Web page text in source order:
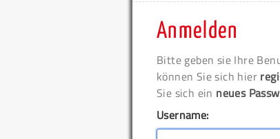
Anmelden
Bitte geben sie Ihre
können Sie sich hier
Sie sich ein neues
Username: